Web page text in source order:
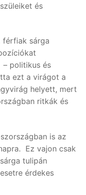
és
férfiak sárga
– politikus és
ezt a virágot a
helyett, mert
ritkák és
is az
Ez vajon csak
tulipán
érdekes